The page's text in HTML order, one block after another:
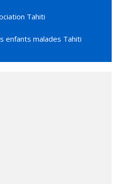
Tahiti
enfants malades Tahiti